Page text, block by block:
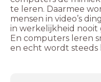
te leren. Daarmee
mensen in video’s
in werkelijkheid nooit
En computers leren
en echt wordt steeds